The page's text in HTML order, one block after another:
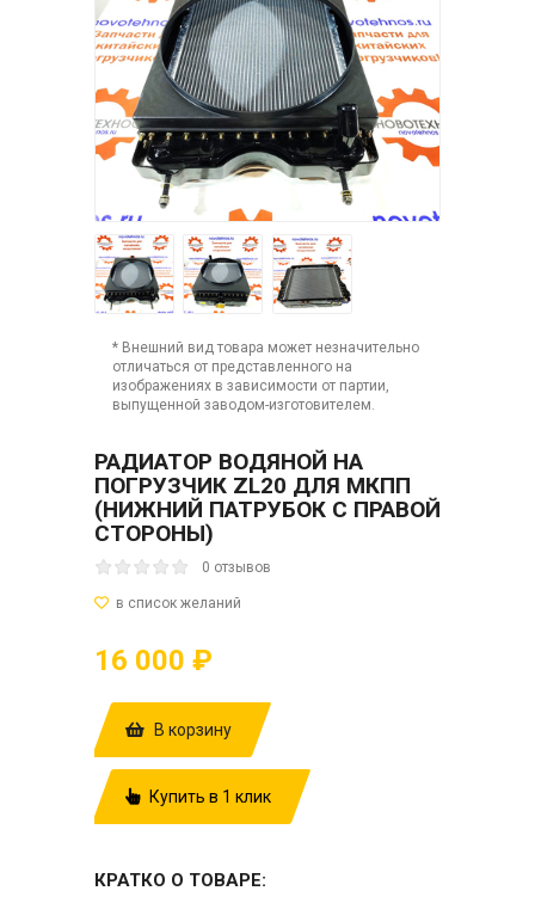
* Внешний вид товара может незначительно
отличаться от представленного на
изображениях в зависимости от партии,
выпущенной заводом-изготовителем.
РАДИАТОР ВОДЯНОЙ НА
ПОГРУЗЧИК ZL20 ДЛЯ МКПП
(НИЖНИЙ ПАТРУБОК С ПРАВОЙ
СТОРОНЫ)
0 отзывов
16 000 ₽
В корзину
Купить в 1 клик
КРАТКО О ТОВАРЕ: